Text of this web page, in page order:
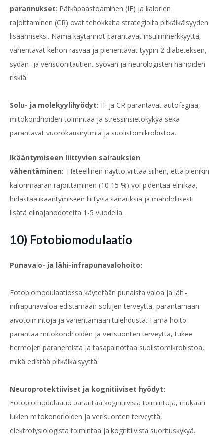
parannukset: Pätkäpaastoaminen (IF) ja kalorien
rajoittaminen (CR) ovat tehokkaita strategioita pitkäikäisyyden
lisäämiseksi. Nämä käytännöt parantavat insuliiniherkkyyttä,
vähentävät kehon rasvaa ja pienentävät tyypin 2 diabeteksen,
sydän- ja verisuonitautien, syövän ja neurologisten häiriöiden
riskiä.
Solu- ja molekyylihyödyt: IF ja CR parantavat autofagiaa,
mitokondrioiden toimintaa ja stressinsietokykyä sekä
parantavat vuorokausirytmiä ja suolistomikrobistoa.
Ikääntymiseen liittyvien sairauksien
vähentäminen: TIeteellinen näyttö viittaa siihen, että pienikin
kalorimäärän rajoittaminen (10-15 %) voi pidentää elinikää,
hidastaa ikääntymiseen liittyviä sairauksia ja mahdollisesti
lisätä elinajanodotetta 1-5 vuodella.
10) Fotobiomodulaatio
Punavalo- ja lähi-infrapunavalohoito:
Fotobiomodulaatiossa käytetään punaista valoa ja lähi-
infrapunavaloa edistämään solujen terveyttä, parantamaan
aivotoimintoja ja vähentämään tulehdusta. Tämä hoito
parantaa mitokondrioiden ja verisuonten terveyttä, tukee
hermojen paranemista ja tasapainottaa suolistomikrobistoa,
mikä edistää pitkäikäisyyttä.
Neuroprotektiiviset ja kognitiiviset hyödyt:
Fotobiomodulaatio parantaa kognitiivisia toimintoja, mukaan
lukien mitokondrioiden ja verisuonten terveyttä,
elektrofysiologista toimintaa ja kognitiivista suorituskykyä.